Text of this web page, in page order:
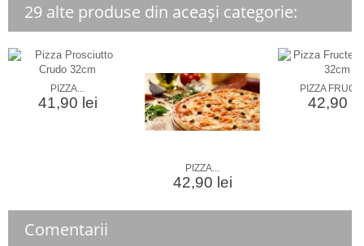
29 alte produse din aceași categorie:
PIZZA...
41,90 lei
PIZZA...
42,90 lei
PIZZA
42,90
Comentarii